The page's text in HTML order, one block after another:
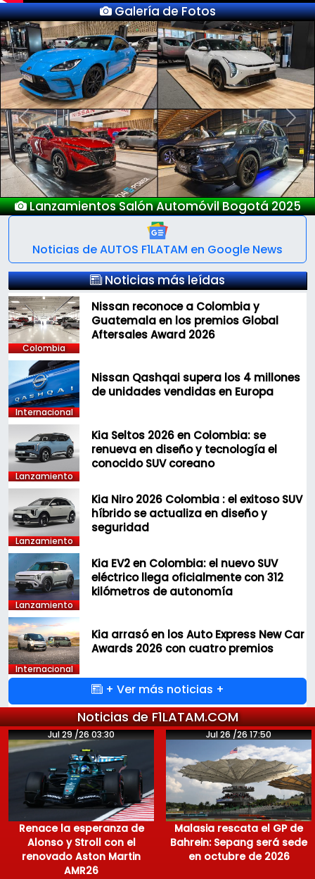
Galería de Fotos
Nuevo Deepal S05
Previous Next
Noticias de AUTOS F1LATAM en Google News
Noticias más leídas
Colombia
Nissan reconoce a Colombia y
Guatemala en los premios Global
Aftersales Award 2026
Internacional
Nissan Qashqai supera los 4 millones
de unidades vendidas en Europa
Lanzamiento
Kia Seltos 2026 en Colombia: se
renueva en diseño y tecnología el
conocido SUV coreano
Lanzamiento
Kia Niro 2026 Colombia : el exitoso SUV
híbrido se actualiza en diseño y
seguridad
Lanzamiento
Kia EV2 en Colombia: el nuevo SUV
eléctrico llega oficialmente con 312
kilómetros de autonomía
Internacional
Kia arrasó en los Auto Express New Car
Awards 2026 con cuatro premios
+ Ver más noticias +
Noticias de F1LATAM.COM
Jul 29 /26 03:30
Renace la esperanza de
Alonso y Stroll con el
renovado Aston Martin
AMR26
Jul 26 /26 17:50
Malasia rescata el GP de
Bahrein: Sepang será sede
en octubre de 2026